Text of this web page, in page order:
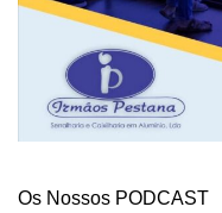
Os Nossos PODCAST